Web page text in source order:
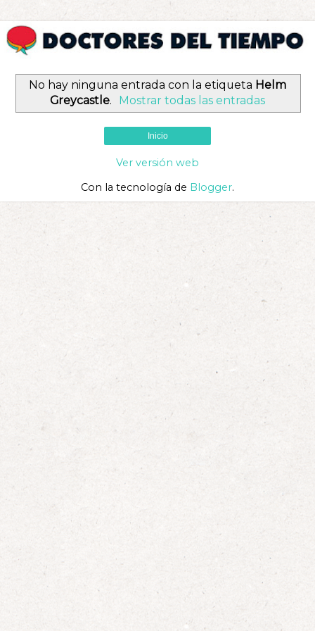
No hay ninguna entrada con la etiqueta Helm
Greycastle. Mostrar todas las entradas
Inicio
Ver versión web
Con la tecnología de Blogger.